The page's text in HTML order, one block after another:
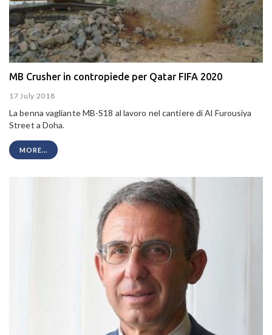
MB Crusher in contropiede per Qatar FIFA 2020
17 July 2018
La benna vagliante MB-S18 al lavoro nel cantiere di Al Furousiya
Street a Doha.
MORE...